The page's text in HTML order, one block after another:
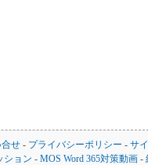
合せ - プライバシーポリシー - サ
ション -MOS Word 365対策動画 -